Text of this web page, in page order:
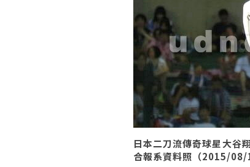
日本二刀流傳奇球星大谷
合報系資料照（2015/08/